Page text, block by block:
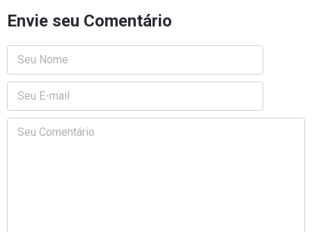
Envie seu Comentário